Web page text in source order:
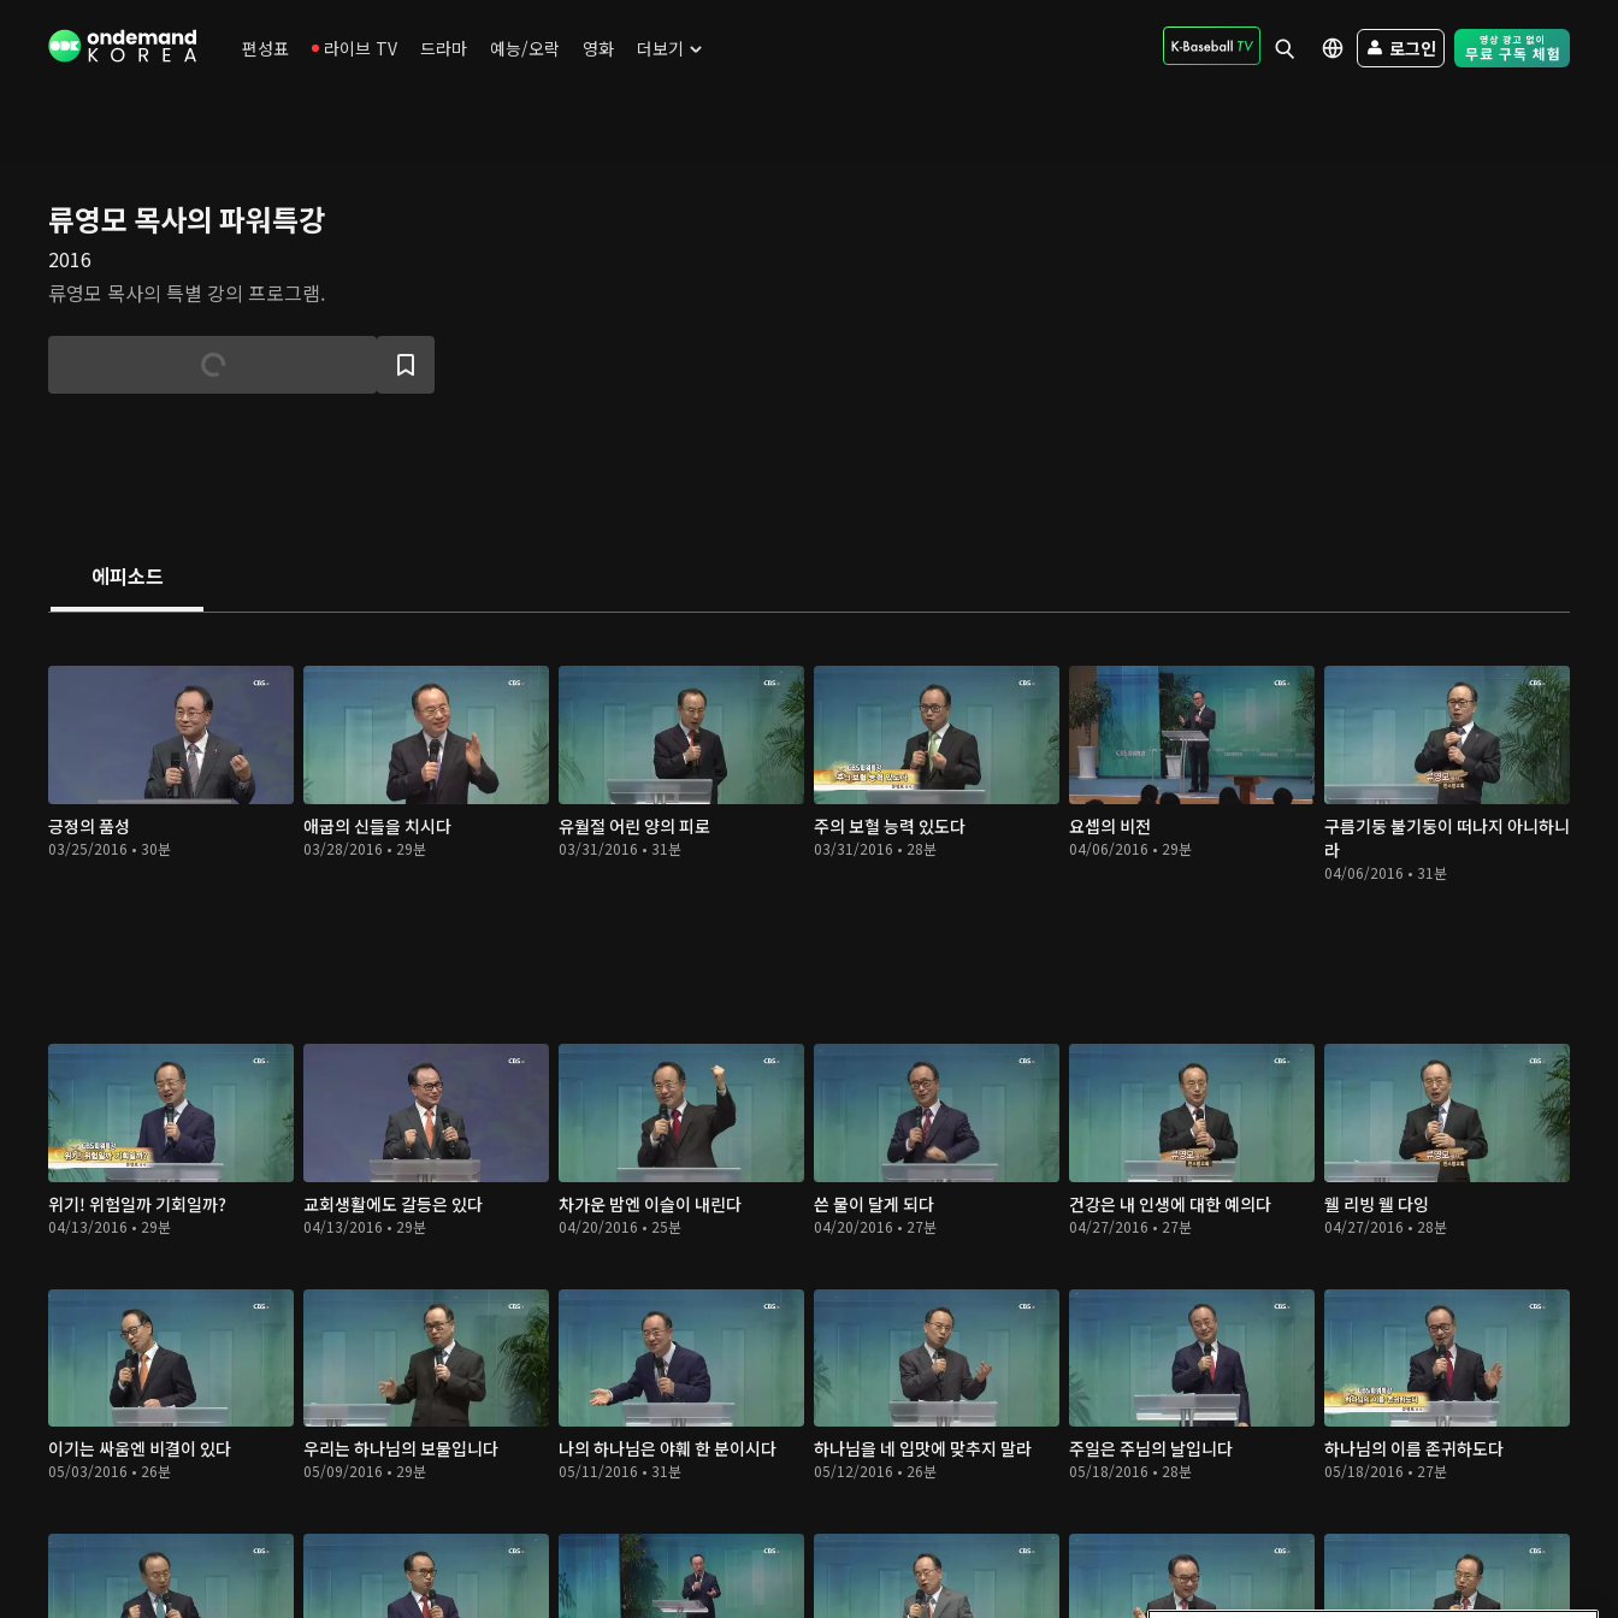
편성표 라이브 TV 드라마 예능/오락 영화 더보기 로그인 Free Trial -
류영모 목사의 파워특강
2016
류영모 목사의 특별 강의 프로그램.
에피소드
긍정의 품성
03/25/2016 • 30분
애굽의 신들을 치시다
03/28/2016 • 29분
유월절 어린 양의 피로
03/31/2016 • 31분
주의 보혈 능력 있도다
03/31/2016 • 28분
요셉의 비전
04/06/2016 • 29분
구름기둥 불기둥이 떠나지 아니하니
라
04/06/2016 • 31분
위기! 위험일까 기회일까?
04/13/2016 • 29분
교회생활에도 갈등은 있다
04/13/2016 • 29분
차가운 밤엔 이슬이 내린다
04/20/2016 • 25분
쓴 물이 달게 되다
04/20/2016 • 27분
건강은 내 인생에 대한 예의다
04/27/2016 • 27분
웰 리빙 웰 다잉
04/27/2016 • 28분
이기는 싸움엔 비결이 있다
05/03/2016 • 26분
우리는 하나님의 보물입니다
05/09/2016 • 29분
나의 하나님은 야훼 한 분이시다
05/11/2016 • 31분
하나님을 네 입맛에 맞추지 말라
05/12/2016 • 26분
주일은 주님의 날입니다
05/18/2016 • 28분
하나님의 이름 존귀하도다
05/18/2016 • 27분